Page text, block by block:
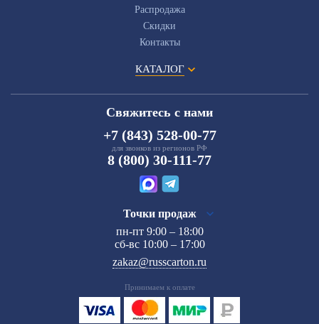
Распродажа
Скидки
Контакты
КАТАЛОГ
Свяжитесь с нами
+7 (843) 528-00-77
для звонков из регионов РФ
8 (800) 30-111-77
Точки продаж
пн-пт 9:00 – 18:00
сб-вс 10:00 – 17:00
zakaz@russcarton.ru
Принимаем к оплате